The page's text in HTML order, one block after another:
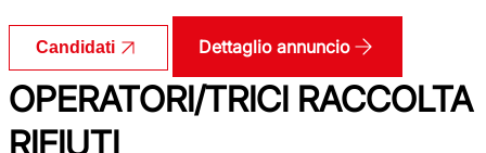
Candidati Dettaglio annuncio
OPERATORI/TRICI RACCOLTA
RIFIUTI